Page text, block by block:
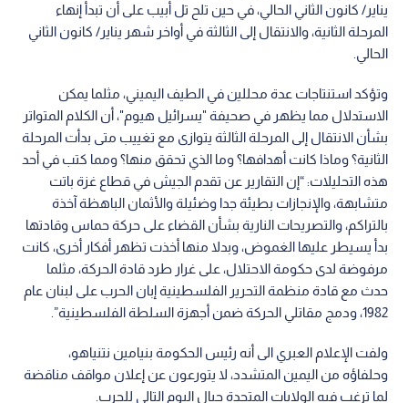
يناير/ كانون الثاني الحالي، في حين تلح تل أبيب على أن تبدأ إنهاء
المرحلة الثانية، والانتقال إلى الثالثة في أواخر شهر يناير/ كانون الثاني
الحالي.
وتؤكد استنتاجات عدة محللين في الطيف اليميني، مثلما يمكن
الاستدلال مما يظهر في صحيفة "يسرائيل هيوم"، أن الكلام المتواتر
بشأن الانتقال إلى المرحلة الثالثة يتوازى مع تغييب متى بدأت المرحلة
الثانية؟ وماذا كانت أهدافها؟ وما الذي تحقق منها؟ ومما كتب في أحد
هذه التحليلات: “إن التقارير عن تقدم الجيش في قطاع غزة باتت
متشابهة، والإنجازات بطيئة جدا وضئيلة والأثمان الباهظة آخذة
بالتراكم، والتصريحات النارية بشأن القضاء على حركة حماس وقادتها
بدأ يسيطر عليها الغموض، وبدلا منها أخذت تظهر أفكار أخرى، كانت
مرفوضة لدى حكومة الاحتلال، على غرار طرد قادة الحركة، مثلما
حدث مع قادة منظمة التحرير الفلسطينية إبان الحرب على لبنان عام
1982، ودمج مقاتلي الحركة ضمن أجهزة السلطة الفلسطينية”.
ولفت الإعلام العبري الى أنه رئيس الحكومة بنيامين نتنياهو،
وحلفاؤه من اليمين المتشدد، لا يتورعون عن إعلان مواقف مناقضة
لما ترغب فيه الولايات المتحدة حيال اليوم التالي للحرب.